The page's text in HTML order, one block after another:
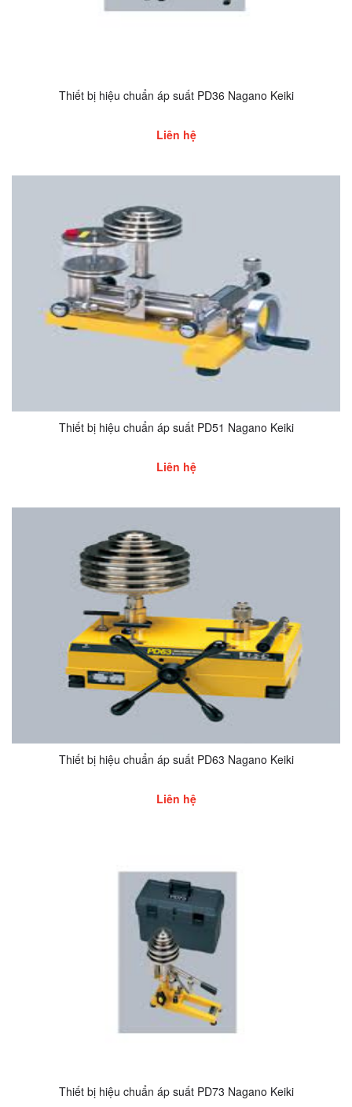
Thiết bị hiệu chuẩn áp suất PD36 Nagano Keiki
Liên hệ
Thiết bị hiệu chuẩn áp suất PD51 Nagano Keiki
Liên hệ
Thiết bị hiệu chuẩn áp suất PD63 Nagano Keiki
Liên hệ
Thiết bị hiệu chuẩn áp suất PD73 Nagano Keiki